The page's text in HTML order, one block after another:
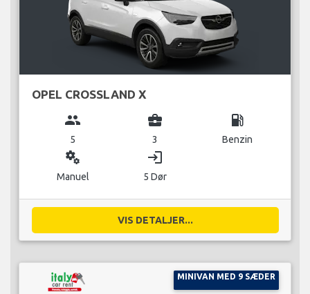
OPEL CROSSLAND X
group
5
business_center
3
local_gas_station
Benzin
miscellaneous_services
Manuel
login
5 Dør
VIS DETALJER...
MINIVAN MED 9 SÆDER